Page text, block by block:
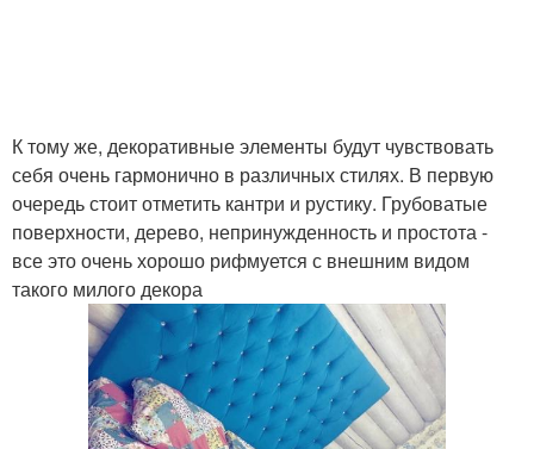
К тому же, декоративные элементы будут чувствовать
себя очень гармонично в различных стилях. В первую
очередь стоит отметить кантри и рустику. Грубоватые
поверхности, дерево, непринужденность и простота -
все это очень хорошо рифмуется с внешним видом
такого милого декора